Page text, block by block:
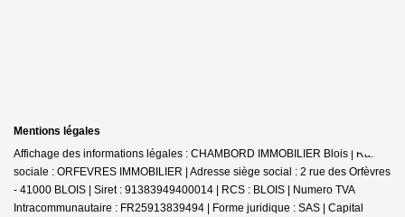
Mentions légales
Affichage des informations légales : CHAMBORD IMMOBILIER Blois | Raison
sociale : ORFEVRES IMMOBILIER | Adresse siège social : 2 rue des Orfèvres
- 41000 BLOIS | Siret : 91383949400014 | RCS : BLOIS | Numero TVA
Intracommunautaire : FR25913839494 | Forme juridique : SAS | Capital